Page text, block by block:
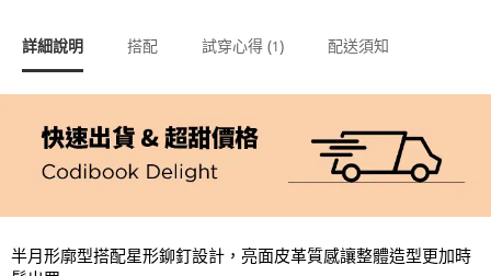
詳細說明 搭配 試穿心得 (1) 配送須知
半月形廓型搭配星形鉚釘設計，亮面皮革質感讓整體造型更加時